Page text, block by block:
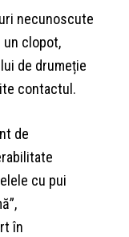
necunoscute
un clopot,
de drumeție
contactul.
de
cu pui
în